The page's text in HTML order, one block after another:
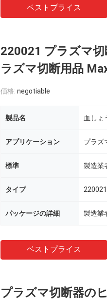
ベストプライス
220021 プラズマ
ラズマ切断用品
価格: negotiable
製品名 血しょ
アプリケーション プラズ
標準 製造業
タイプ 220021
パッケージの詳細 製造業
ベストプライス
プラズマ切断器の